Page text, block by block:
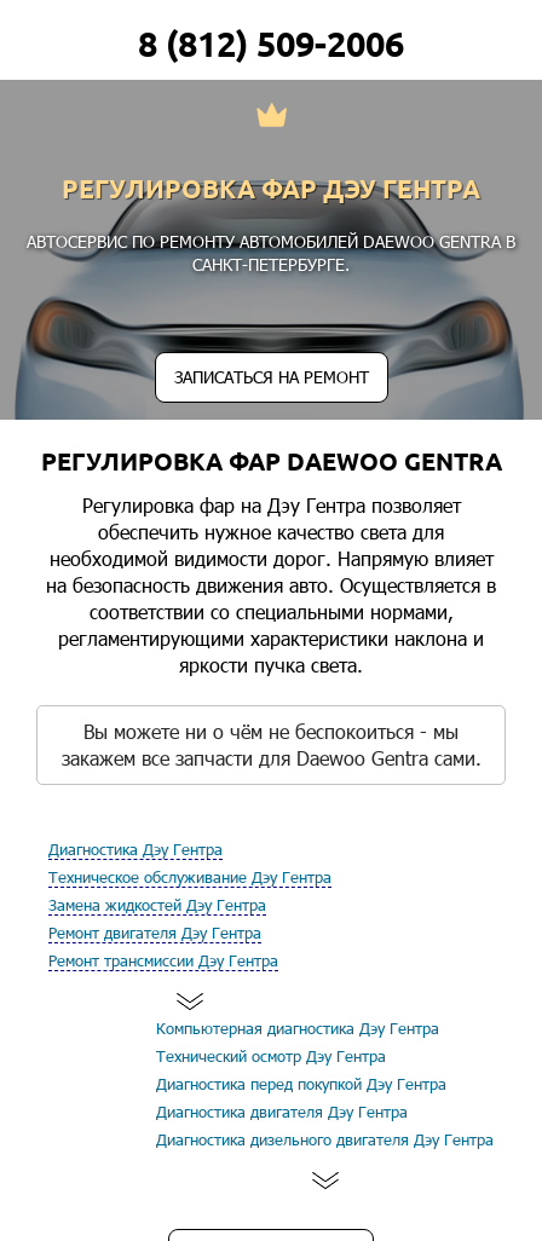
8 (812) 509-2006
РЕГУЛИРОВКА ФАР ДЭУ ГЕНТРА
АВТОСЕРВИС ПО РЕМОНТУ АВТОМОБИЛЕЙ DAEWOO GENTRA В
САНКТ-ПЕТЕРБУРГЕ.
ЗАПИСАТЬСЯ НА РЕМОНТ
РЕГУЛИРОВКА ФАР DAEWOO GENTRA
Регулировка фар на Дэу Гентра позволяет
обеспечить нужное качество света для
необходимой видимости дорог. Напрямую влияет
на безопасность движения авто. Осуществляется в
соответствии со специальными нормами,
регламентирующими характеристики наклона и
яркости пучка света.
Вы можете ни о чём не беспокоиться - мы
закажем все запчасти для Daewoo Gentra сами.
Диагностика Дэу Гентра
Техническое обслуживание Дэу Гентра
Замена жидкостей Дэу Гентра
Ремонт двигателя Дэу Гентра
Ремонт трансмиссии Дэу Гентра
Компьютерная диагностика Дэу Гентра
Технический осмотр Дэу Гентра
Диагностика перед покупкой Дэу Гентра
Диагностика двигателя Дэу Гентра
Диагностика дизельного двигателя Дэу Гентра